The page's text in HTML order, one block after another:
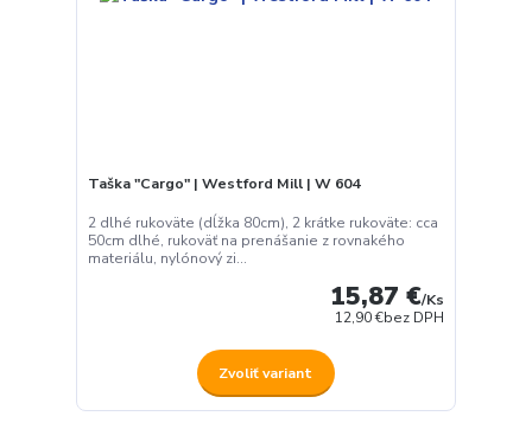
Taška "Cargo" | Westford Mill | W 604
2 dlhé rukoväte (dĺžka 80cm), 2 krátke rukoväte: cca
50cm dlhé, rukoväť na prenášanie z rovnakého
materiálu, nylónový zi...
15,87 €/Ks
12,90 €bez DPH
Zvoliť variant